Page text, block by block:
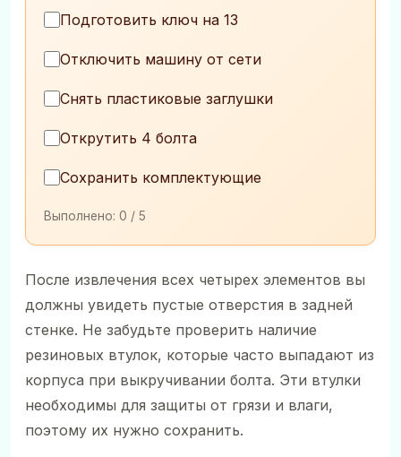
Подготовить ключ на 13
Отключить машину от сети
Снять пластиковые заглушки
Открутить 4 болта
Сохранить комплектующие
Выполнено: 0 / 5
После извлечения всех четырех элементов вы
должны увидеть пустые отверстия в задней
стенке. Не забудьте проверить наличие
резиновых втулок, которые часто выпадают из
корпуса при выкручивании болта. Эти втулки
необходимы для защиты от грязи и влаги,
поэтому их нужно сохранить.